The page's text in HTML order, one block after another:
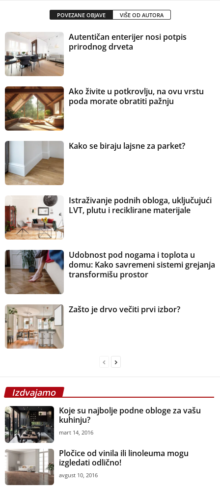
POVEZANE OBJAVE VIŠE OD AUTORA
Autentičan enterijer nosi potpis
prirodnog drveta
Ako živite u potkrovlju, na ovu vrstu
poda morate obratiti pažnju
Kako se biraju lajsne za parket?
Istraživanje podnih obloga, uključujući
LVT, plutu i reciklirane materijale
Udobnost pod nogama i toplota u
domu: Kako savremeni sistemi grejanja
transformišu prostor
Zašto je drvo večiti prvi izbor?
Izdvajamo
Koje su najbolje podne obloge za vašu
kuhinju?
mart 14, 2016
Pločice od vinila ili linoleuma mogu
izgledati odlično!
avgust 10, 2016